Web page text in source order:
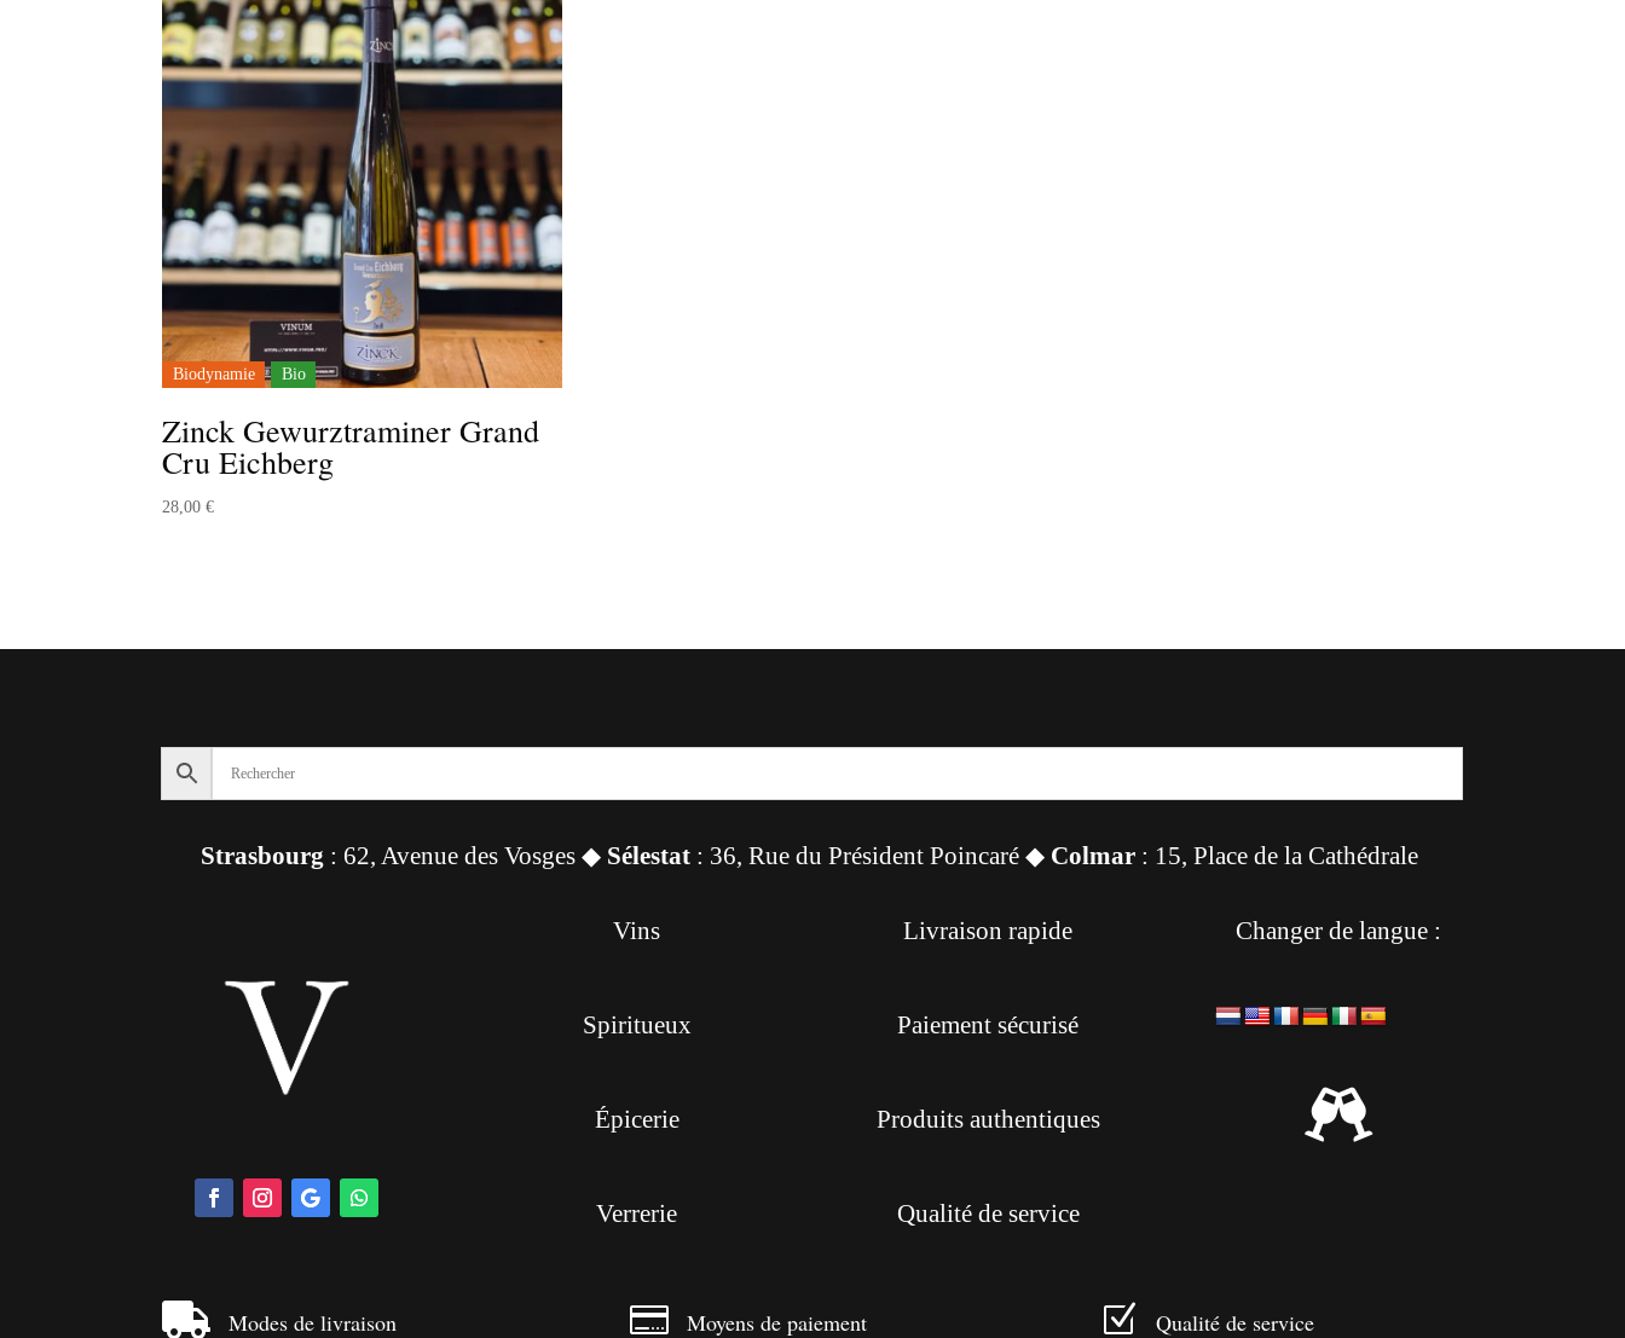
Biodynamie Bio
Zinck Gewurztraminer Grand
Cru Eichberg
28,00€
Strasbourg : 62, Avenue des Vosges ◆ Sélestat : 36, Rue du Président Poincaré ◆ Colmar : 15, Place de la Cathédrale
Vins
Spiritueux
Épicerie
Verrerie
Livraison rapide
Paiement sécurisé
Produits authentiques
Qualité de service
Changer de langue :

 Modes de livraison  Moyens de paiement Z Qualité de service